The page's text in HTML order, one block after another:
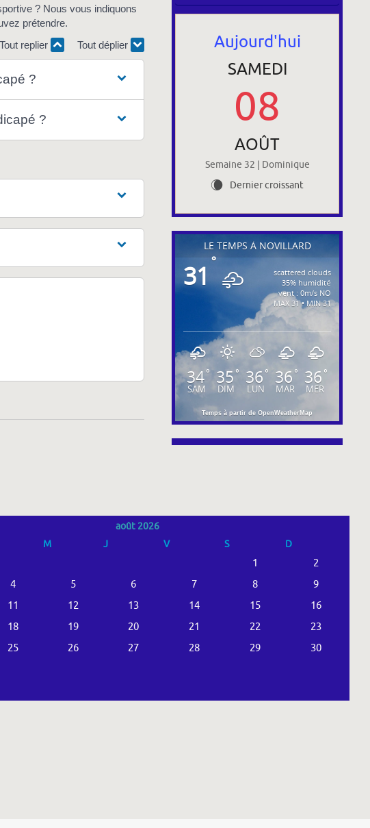
? Nous vous indiquons
prétendre.
Tout replier
Tout déplier
?
?
Aujourd'hui
SAMEDI
08
AOÛT
Semaine 32 | Dominique
W Dernier croissant
LE TEMPS À NOVILLARD
31°
scattered clouds
35% humidité
vent : 0m/s NO
MAX 31 • MIN 31
34°
SAM
35 °
DIM
36 °
LUN
36 °
MAR
36 °
MER
Temps à partir de OpenWeatherMap
août 2026
M J V S D
1
2
4 5 6 7 8
9
11 12 13 14 15
16
18 19 20 21 22
23
25 26 27 28 29
30